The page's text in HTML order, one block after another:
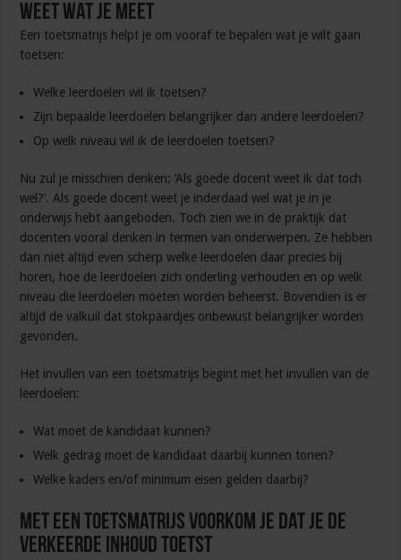
Weet wat je meet
Een toetsmatrijs helpt je om vooraf te bepalen wat je wilt gaan
toetsen:
Welke leerdoelen wil ik toetsen?
Zijn bepaalde leerdoelen belangrijker dan andere leerdoelen?
Op welk niveau wil ik de leerdoelen toetsen?
Nu zul je misschien denken: ‘Als goede docent weet ik dat toch
wel?’. Als goede docent weet je inderdaad wel wat je in je
onderwijs hebt aangeboden. Toch zien we in de praktijk dat
docenten vooral denken in termen van onderwerpen. Ze hebben
dan niet altijd even scherp welke leerdoelen daar precies bij
horen, hoe de leerdoelen zich onderling verhouden en op welk
niveau die leerdoelen moeten worden beheerst. Bovendien is er
altijd de valkuil dat stokpaardjes onbewust belangrijker worden
gevonden.
Het invullen van een toetsmatrijs begint met het invullen van de
leerdoelen:
Wat moet de kandidaat kunnen?
Welk gedrag moet de kandidaat daarbij kunnen tonen?
Welke kaders en/of minimum eisen gelden daarbij?
Met een toetsmatrijs voorkom je dat je de
verkeerde inhoud toetst